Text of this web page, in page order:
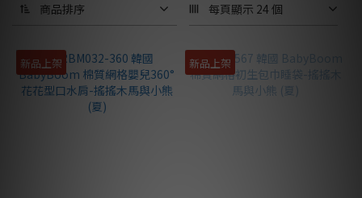
商品排序 每頁顯示 24 個
新品上架 新品上架